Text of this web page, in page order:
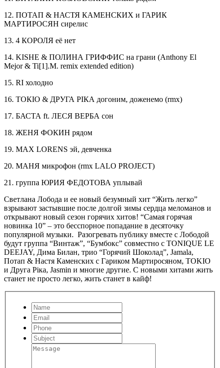
12. ПОТАП & НАСТЯ КАМЕНСКИХ и ГАРИК
МАРТИРОСЯН сирелис
13. 4 КОРОЛЯ её нет
14. KISHE & ПОЛИНА ГРИФФИС на грани (Anthony El
Mejor & Ti[1].M. remix extended edition)
15. RI холодно
16. ТОКIO & ДРУГА РІКА догоним, доженемо (rmx)
17. БАСТА ft. ЛЕСЯ ВЕРБА сон
18. ЖЕНЯ ФОКИН рядом
19. MAX LORENS эй, девченка
20. МАНЯ микрофон (rmx LALO PROJECT)
21. группа ЮРИЯ ФЕДОТОВА уплывай
Светлана Лобода и ее новый безумный хит “Жить легко”
взрывают застывшие после долгой зимы сердца меломанов и
открывают новый сезон горячих хитов! “Самая горячая
новинка 10” – это бесспорное попадание в десяточку
популярной музыки. Разогревать публику вместе с Лободой
будут группа “Винтаж”, “Бумбокс” совместно с TONIQUE LE
DEEJAY, Дима Билан, трио “Горячий Шоколад”, Jamala,
Потап & Настя Каменских с Гариком Мартиросяном, TOKIO
и Друга Ріка, Jasmin и многие другие. С новыми хитами жить
станет не просто легко, жить станет в кайф!